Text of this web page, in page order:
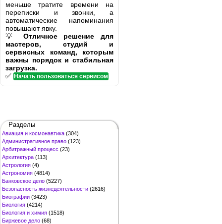
меньше тратите времени на
переписки и звонки, а
автоматические напоминания
повышают явку.
💡 Отличное решение для
мастеров, студий и
сервисных команд, которым
важны порядок и стабильная
загрузка.
✅ Начать пользоваться сервисом
Разделы
Авиация и космонавтика (304)
Административное право (123)
Арбитражный процесс (23)
Архитектура (113)
Астрология (4)
Астрономия (4814)
Банковское дело (5227)
Безопасность жизнедеятельности (2616)
Биографии (3423)
Биология (4214)
Биология и химия (1518)
Биржевое дело (68)